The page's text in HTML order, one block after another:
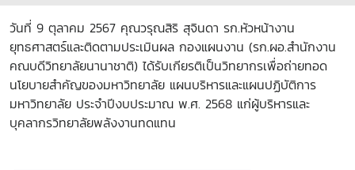
วันที่ 9 ตุลาคม 2567 คุณวรุณสิริ สุจินดา รก.หัวหน้างาน
ยุทธศาสตร์และติดตามประเมินผล กองแผนงาน (รก.ผอ.สำนักงาน
คณบดีวิทยาลัยนานาชาติ) ได้รับเกียรติเป็นวิทยากรเพื่อถ่ายทอด
นโยบายสำคัญของมหาวิทยาลัย แผนบริหารและแผนปฏิบัติการ
มหาวิทยาลัย ประจำปีงบประมาณ พ.ศ. 2568 แก่ผู้บริหารและ
บุคลากรวิทยาลัยพลังงานทดแทน